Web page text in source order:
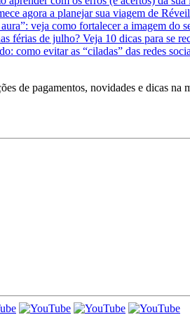
agora a planejar sua viagem de
veja como fortalecer a imagem do
férias de julho? Veja 10 dicas para se
como evitar as “ciladas” das redes
de pagamentos, novidades e dicas